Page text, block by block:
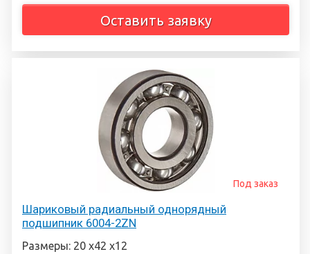
Оставить заявку
Шариковый радиальный однорядный
подшипник 6004-2ZN
Под заказ
Размеры: 20 х42 х12